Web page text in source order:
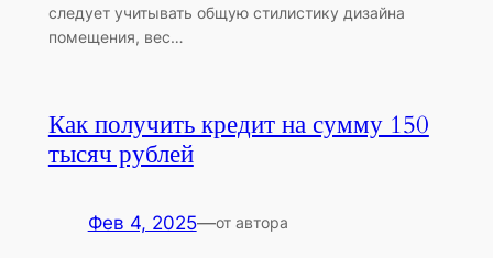
следует учитывать общую стилистику дизайна
помещения, вес…
Как получить кредит на сумму 150
тысяч рублей
Фев 4, 2025—от автора